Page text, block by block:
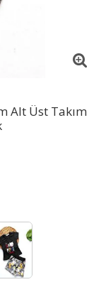
Alt Üst Takım